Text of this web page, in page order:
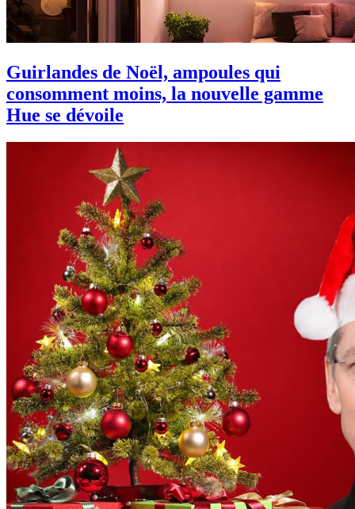
Guirlandes de Noël, ampoules qui
consomment moins, la nouvelle gamme
Hue se dévoile